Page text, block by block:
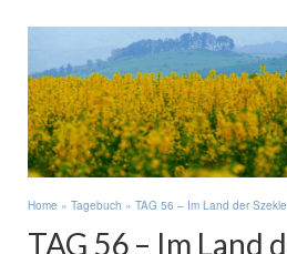
Home » Tagebuch » TAG 56 – Im Land der
TAG 56 – Im Land